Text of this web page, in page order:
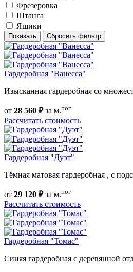
Фрезеровка
Штанга
Ящики
Показать Сбросить фильтр
Гардеробная "Ванесса"
Изысканная гардеробная со
от 28 560 ₽за м.пог
Рассчитать стоимость
Гардеробная "Дуэт"
Тёмная матовая гардеробная , с
от 29 120 ₽за м.пог
Рассчитать стоимость
Гардеробная "Томас"
Синяя гардеробная с деревянной